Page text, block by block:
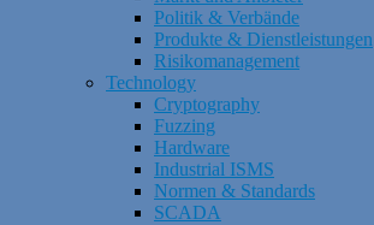
Politik & Verbände
Produkte & Dienstleistungen
Risikomanagement
Technology
Cryptography
Fuzzing
Hardware
Industrial ISMS
Normen & Standards
SCADA